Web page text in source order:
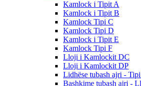
Kamlock i Tipit A
Kamlock i Tipit B
Kamlock Tipi C
Kamlock Tipi D
Kamlock i Tipit E
Kamlock Tipi F
Lloji i Kamlockit DC
Lloji i Kamlockit DP
Lidhëse tubash ajri -
Bashkime tubash ajri -